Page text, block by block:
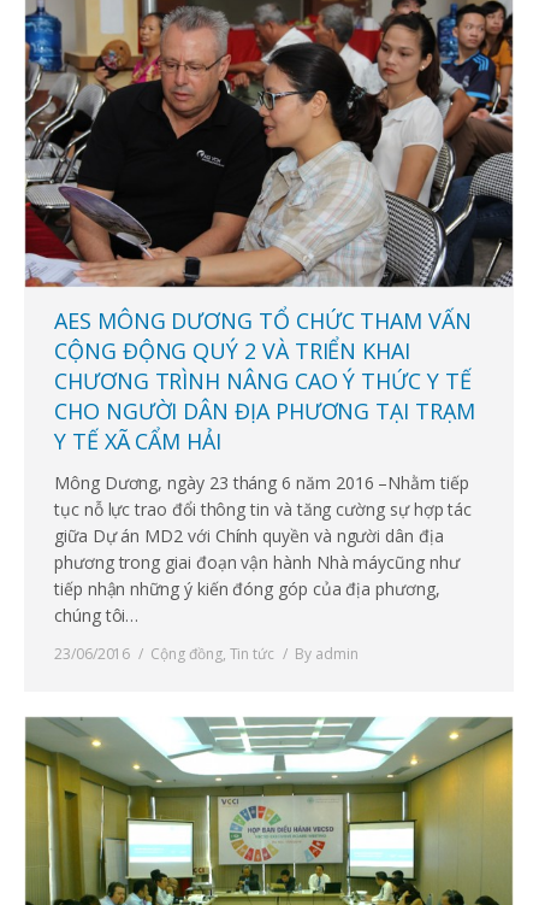
AES MÔNG DƯƠNG TỔ CHỨC THAM VẤN
CỘNG ĐỘNG QUÝ 2 VÀ TRIỂN KHAI
CHƯƠNG TRÌNH NÂNG CAO Ý THỨC Y TẾ
CHO NGƯỜI DÂN ĐỊA PHƯƠNG TẠI TRẠM
Y TẾ XÃ CẨM HẢI
Mông Dương, ngày 23 tháng 6 năm 2016 –Nhằm tiếp
tục nỗ lực trao đổi thông tin và tăng cường sự hợp tác
giữa Dự án MD2 với Chính quyền và người dân địa
phương trong giai đoạn vận hành Nhà máycũng như
tiếp nhận những ý kiến đóng góp của địa phương,
chúng tôi…
23/06/2016 Cộng đồng, Tin tức By admin